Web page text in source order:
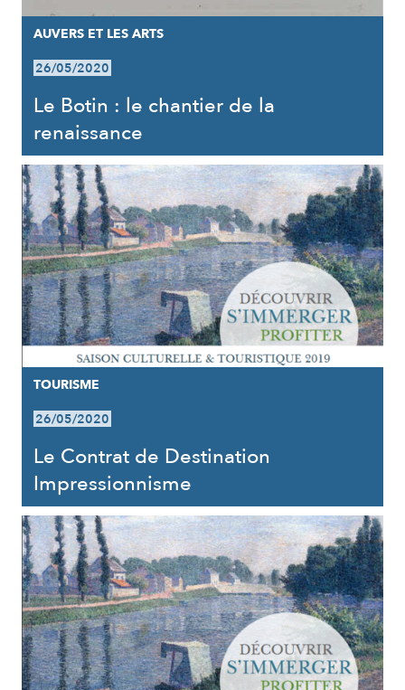
AUVERS ET LES ARTS
26/05/2020
Le Botin : le chantier de la
renaissance
TOURISME
26/05/2020
Le Contrat de Destination
Impressionnisme